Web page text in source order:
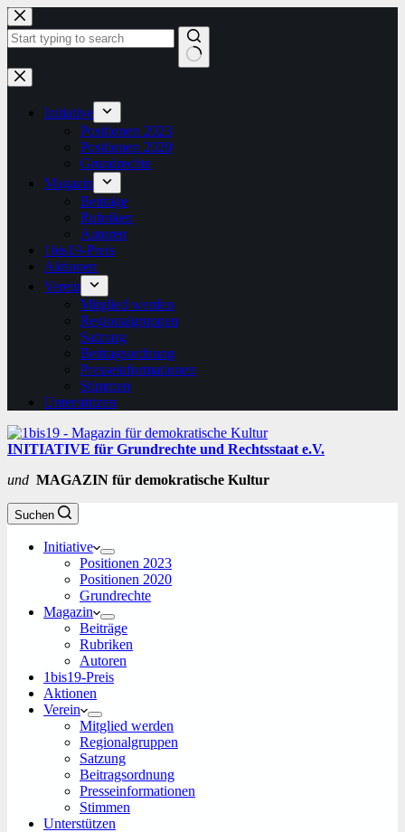
Zum
Inhalt
springen
Keine
Ergebnisse
Initiative
Positionen 2023
Positionen 2020
Grundrechte
Magazin
Beiträge
Rubriken
Autoren
1bis19-Preis
Aktionen
Verein
Mitglied werden
Regionalgruppen
Satzung
Beitragsordnung
Presseinformationen
Stimmen
Unterstützen
INITIATIVE für Grundrechte und Rechtsstaat e.V.
und MAGAZIN für demokratische Kultur
Suchen
Initiative
Positionen 2023
Positionen 2020
Grundrechte
Magazin
Beiträge
Rubriken
Autoren
1bis19-Preis
Aktionen
Verein
Mitglied werden
Regionalgruppen
Satzung
Beitragsordnung
Presseinformationen
Stimmen
Unterstützen